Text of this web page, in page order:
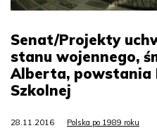
Senat/Projekty
stanu wojennego,
Alberta, powstania
Szkolnej
28.11.2016 Polska po 1989 roku